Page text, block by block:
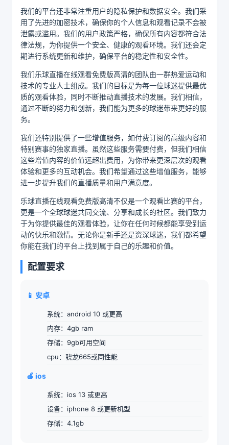
我们的平台还非常注重用户的隐私保护和数据安全。我们采
用了先进的加密技术，确保你的个人信息和观看记录不会被
泄露或滥用。我们的用户政策严格，确保所有内容都符合法
律法规，为你提供一个安全、健康的观看环境。我们还会定
期进行系统更新和维护，确保平台的稳定性和安全性。
我们乐球直播在线观看免费版高清的团队由一群热爱运动和
技术的专业人士组成。我们的目标是为每一位球迷提供最优
质的观看体验，同时不断推动直播技术的发展。我们相信，
通过不断的努力和创新，我们能为更多的球迷带来更好的服
务。
我们还特别提供了一些增值服务，如付费订阅的高级内容和
特别赛事的独家直播。虽然这些服务需要付费，但我们相信
这些增值内容的价值远超出费用，为你带来更深层次的观看
体验和更多的互动机会。我们希望通过这些增值服务，能够
进一步提升我们的直播质量和用户满意度。
乐球直播在线观看免费版高清不仅是一个观看比赛的平台，
更是一个全球球迷共同交流、分享和成长的社区。我们致力
于为你提供最佳的观看体验，让你在任何时候都能享受到运
动的快乐和激情。无论你是新手还是资深球迷，我们都希望
你能在我们的平台上找到属于自己的乐趣和价值。
配置要求
📱 安卓
系统：android 10 或更高
内存：4gb ram
存储：9gb可用空间
cpu：骁龙665或同性能
🍎 ios
系统：ios 13 或更高
设备：iphone 8 或更新机型
存储：4.1gb